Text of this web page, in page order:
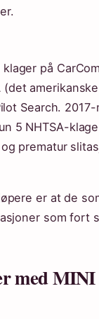
på
(det amerikanske
Search.
5 NHTSA-
prematur
er at de
som fort
med MINI